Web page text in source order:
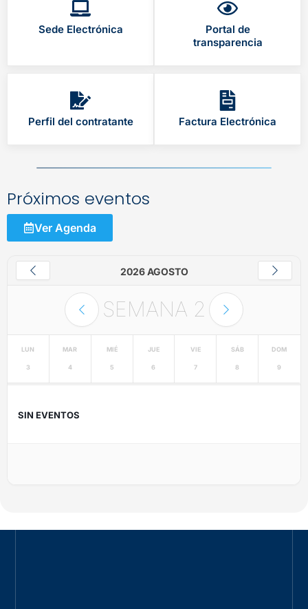
Sede Electrónica
Portal de
transparencia
Perfil del contratante Factura Electrónica
Próximos eventos
Ver Agenda
2026 AGOSTO
SEMANA 2
LUN
3
MAR
4
MIÉ
5
JUE
6
VIE
7
SÁB
8
DOM
9
SIN EVENTOS